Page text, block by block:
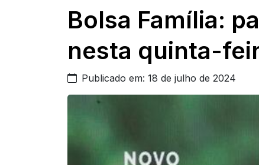
Bolsa Família:
nesta quinta-
Publicado em: 18 de julho de 2024